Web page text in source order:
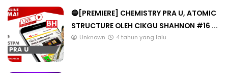
🔵[PREMIERE] CHEMISTRY PRA U, ATOMIC
STRUCTURE OLEH CIKGU SHAHNON #16 ...
Unknown 4 tahun yang lalu